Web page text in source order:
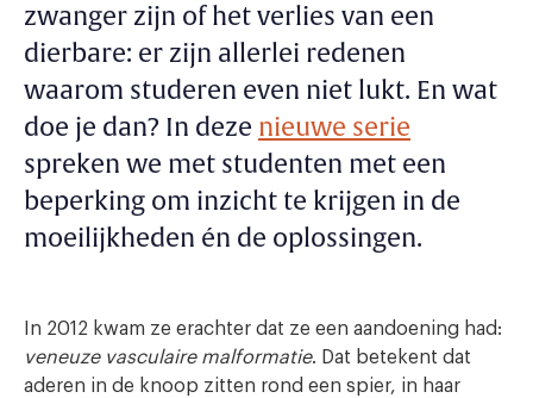
zwanger zijn of het verlies van een
dierbare: er zijn allerlei redenen
waarom studeren even niet lukt. En wat
doe je dan? In deze nieuwe serie
spreken we met studenten met een
beperking om inzicht te krijgen in de
moeilijkheden én de oplossingen.
In 2012 kwam ze erachter dat ze een aandoening had:
veneuze vasculaire malformatie. Dat betekent dat
aderen in de knoop zitten rond een spier, in haar